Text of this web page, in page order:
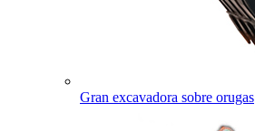
Gran excavadora sobre orugas